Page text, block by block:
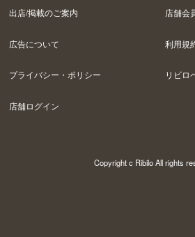
出店/掲載のご案内 店舗会
広告について 利用規
プライバシー・ポリシー リビロ
店舗ログイン
Copyright c Ribilo All rights